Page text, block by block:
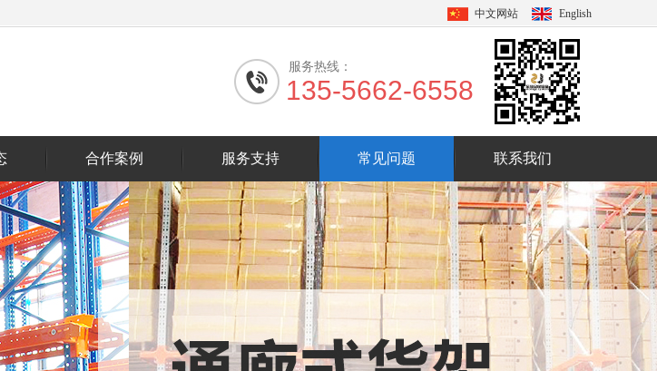
中文网站 English
服务热线：
135-5662-6558
合作案例 服务支持 常见问题 联系我们